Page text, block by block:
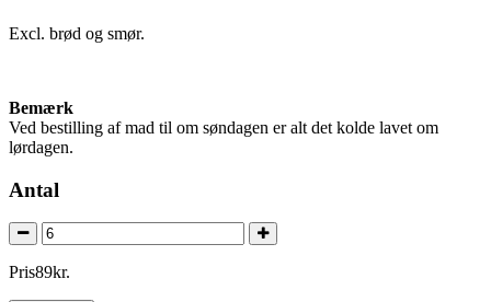
Excl. brød og smør.
Bemærk
Ved bestilling af mad til om søndagen er alt det kolde lavet om
lørdagen.
Antal
Pris89kr.